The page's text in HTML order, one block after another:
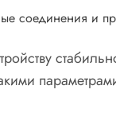
соединения и